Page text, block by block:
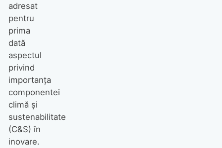
adresat
pentru
prima
dată
aspectul
privind
importanța
componentei
climă și
sustenabilitate
(C&S) în
inovare.